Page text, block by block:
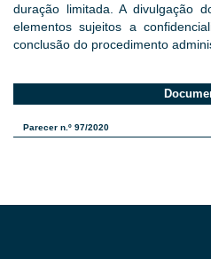
duração limitada. A divulgação
elementos sujeitos a
conclusão do procedimento
Parecer n.º 97/2020